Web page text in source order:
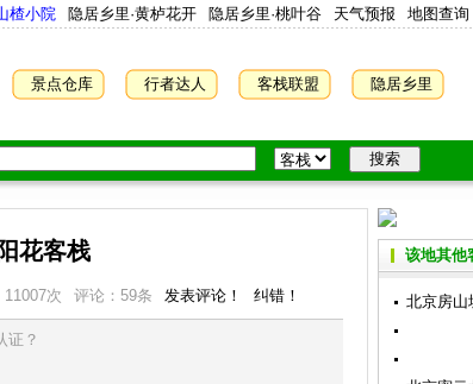
楂小院 隐居乡里·黄栌花开 隐居乡里·桃叶谷 天气预报 地图查询
景点仓库 行者达人 客栈联盟 隐居乡里
花客栈
11007次 评论：59条 发表评论！ 纠错！
证？
该地其他
北京房山